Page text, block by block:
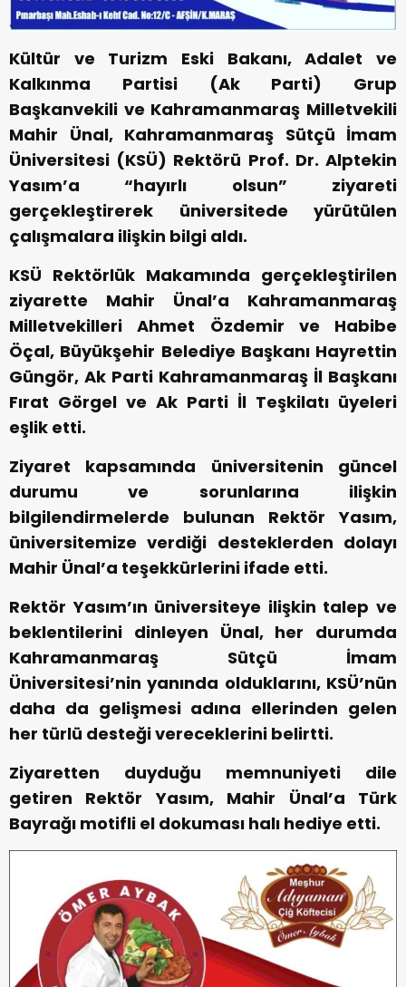
Kültür ve Turizm Eski Bakanı, Adalet ve
Kalkınma Partisi (Ak Parti) Grup
Başkanvekili ve Kahramanmaraş Milletvekili
Mahir Ünal, Kahramanmaraş Sütçü İmam
Üniversitesi (KSÜ) Rektörü Prof. Dr. Alptekin
Yasım’a “hayırlı olsun” ziyareti
gerçekleştirerek üniversitede yürütülen
çalışmalara ilişkin bilgi aldı.
KSÜ Rektörlük Makamında gerçekleştirilen
ziyarette Mahir Ünal’a Kahramanmaraş
Milletvekilleri Ahmet Özdemir ve Habibe
Öçal, Büyükşehir Belediye Başkanı Hayrettin
Güngör, Ak Parti Kahramanmaraş İl Başkanı
Fırat Görgel ve Ak Parti İl Teşkilatı üyeleri
eşlik etti.
Ziyaret kapsamında üniversitenin güncel
durumu ve sorunlarına ilişkin
bilgilendirmelerde bulunan Rektör Yasım,
üniversitemize verdiği desteklerden dolayı
Mahir Ünal’a teşekkürlerini ifade etti.
Rektör Yasım’ın üniversiteye ilişkin talep ve
beklentilerini dinleyen Ünal, her durumda
Kahramanmaraş Sütçü İmam
Üniversitesi’nin yanında olduklarını, KSÜ’nün
daha da gelişmesi adına ellerinden gelen
her türlü desteği vereceklerini belirtti.
Ziyaretten duyduğu memnuniyeti dile
getiren Rektör Yasım, Mahir Ünal’a Türk
Bayrağı motifli el dokuması halı hediye etti.